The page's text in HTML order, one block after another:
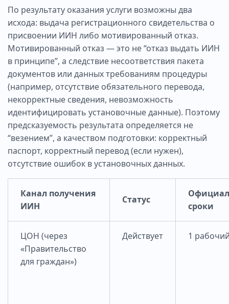
По результату оказания услуги возможны два
исхода: выдача регистрационного свидетельства о
присвоении ИИН либо мотивированный отказ.
Мотивированный отказ — это не “отказ выдать ИИН
в принципе”, а следствие несоответствия пакета
документов или данных требованиям процедуры
(например, отсутствие обязательного перевода,
некорректные сведения, невозможность
идентифицировать установочные данные). Поэтому
предсказуемость результата определяется не
“везением”, а качеством подготовки: корректный
паспорт, корректный перевод (если нужен),
отсутствие ошибок в установочных данных.
Канал получения
ИИН
Статус
сроки
ЦОН (через
«Правительство
для граждан»)
Действует 1